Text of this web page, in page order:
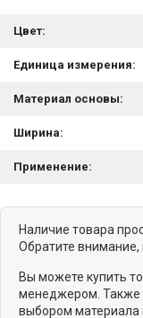
Цвет:
Единица измерения:
Материал основы:
Ширина:
Применение:
Наличие товара
Обратите
Вы можете купить
менеджером. Также
выбором материала